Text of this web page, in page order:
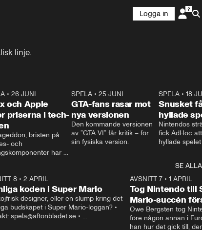
Logga in
linje.
1:05
• 26 JUNI
och Apple
priserna i tech-
bristen på
och
har
och Switch 2.
Microsoft priset på
och Apple på Ipad och
1:20
SPELA •25 JUNI
GTA-fans rasar mot
nya versionen
Den kommande versionen
av ”GTA VI” får kritik – för
sin fysiska version.
SPELA •18
Snusket
hyllade
Nintendos
fick AdHoc
hyllade
som tar bort
rutorna.
SE ALLA
8• 2 APRIL
koden i Super Mario
designer, eller en slump kring det
budskapet i Super Mario-loggan? •
spela@aftonbladet.se •
AVSNITT 7• 1 APRIL
Tog Nintendo till
Mario-succén
Owe Bergsten tog
före någon annan i
han hur det gick till,